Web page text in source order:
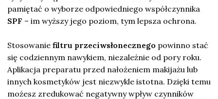
pamiętać o wyborze odpowiedniego współczynnika
SPF – im wyższy jego poziom, tym lepsza ochrona.
Stosowanie filtru przeciwsłonecznego powinno stać
się codziennym nawykiem, niezależnie od pory roku.
Aplikacja preparatu przed nałożeniem makijażu lub
innych kosmetyków jest niezwykle istotna. Dzięki temu
możesz zredukować negatywny wpływ czynników